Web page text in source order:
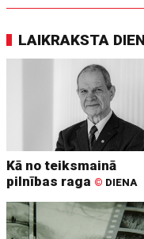
LAIKRAKSTA
Kā no teiksmainā
pilnības raga © DIENA